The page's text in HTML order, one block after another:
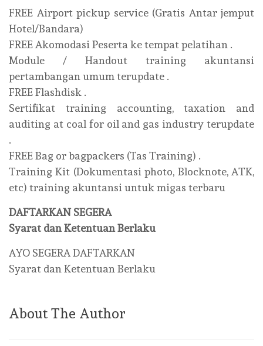
FREE Airport pickup service (Gratis Antar jemput
Hotel/Bandara)
FREE Akomodasi Peserta ke tempat pelatihan .
Module / Handout training akuntansi
pertambangan umum terupdate .
FREE Flashdisk .
Sertifikat training accounting, taxation and
auditing at coal for oil and gas industry terupdate
.
FREE Bag or bagpackers (Tas Training) .
Training Kit (Dokumentasi photo, Blocknote, ATK,
etc) training akuntansi untuk migas terbaru
DAFTARKAN SEGERA
Syarat dan Ketentuan Berlaku
AYO SEGERA DAFTARKAN
Syarat dan Ketentuan Berlaku
About The Author